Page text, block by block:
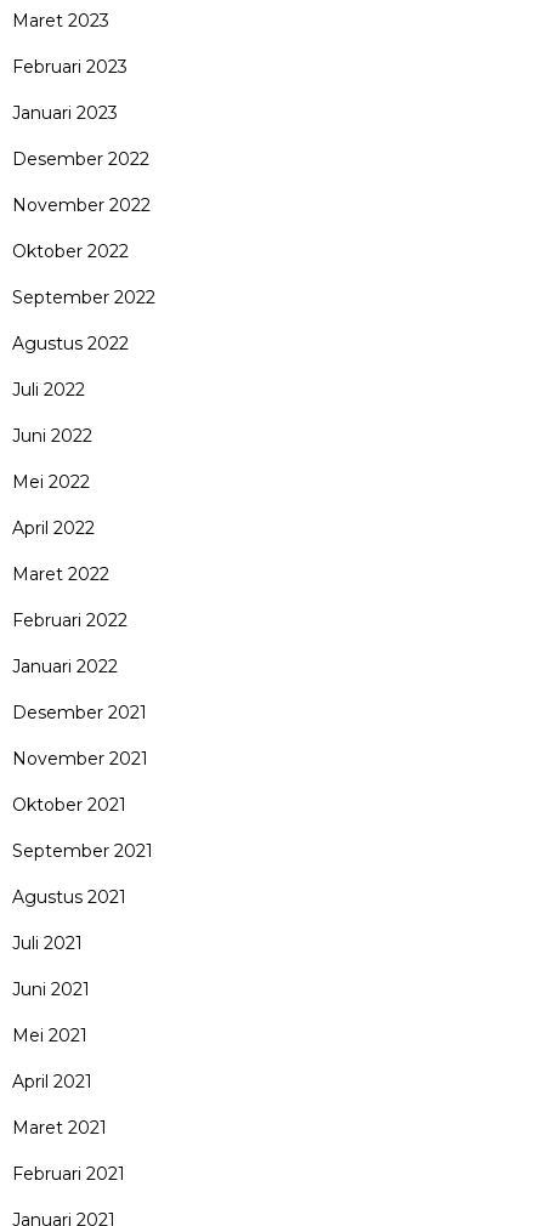
Maret 2023
Februari 2023
Januari 2023
Desember 2022
November 2022
Oktober 2022
September 2022
Agustus 2022
Juli 2022
Juni 2022
Mei 2022
April 2022
Maret 2022
Februari 2022
Januari 2022
Desember 2021
November 2021
Oktober 2021
September 2021
Agustus 2021
Juli 2021
Juni 2021
Mei 2021
April 2021
Maret 2021
Februari 2021
Januari 2021